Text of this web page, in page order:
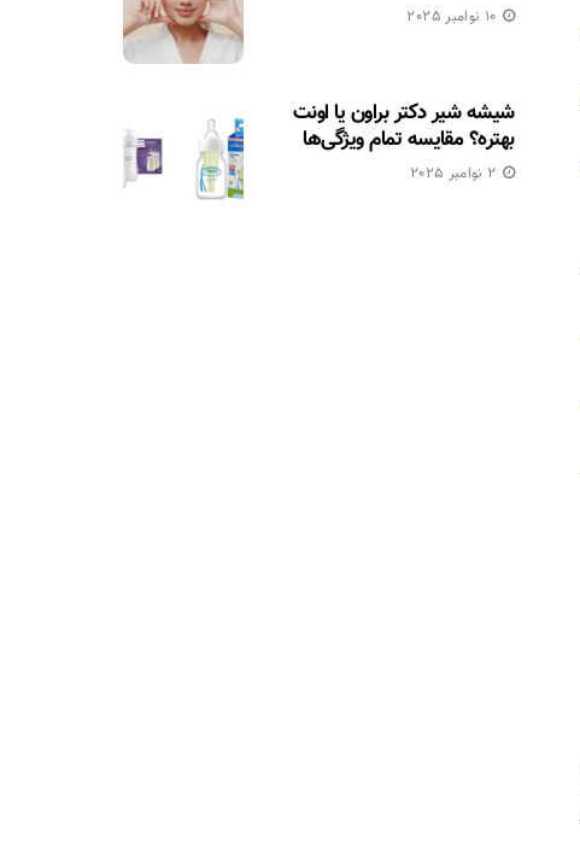
10 نوامبر 2025
شیشه شیر دکتر براون یا اونت
بهتره؟ مقایسه تمام ویژگی‌ها
2 نوامبر 2025